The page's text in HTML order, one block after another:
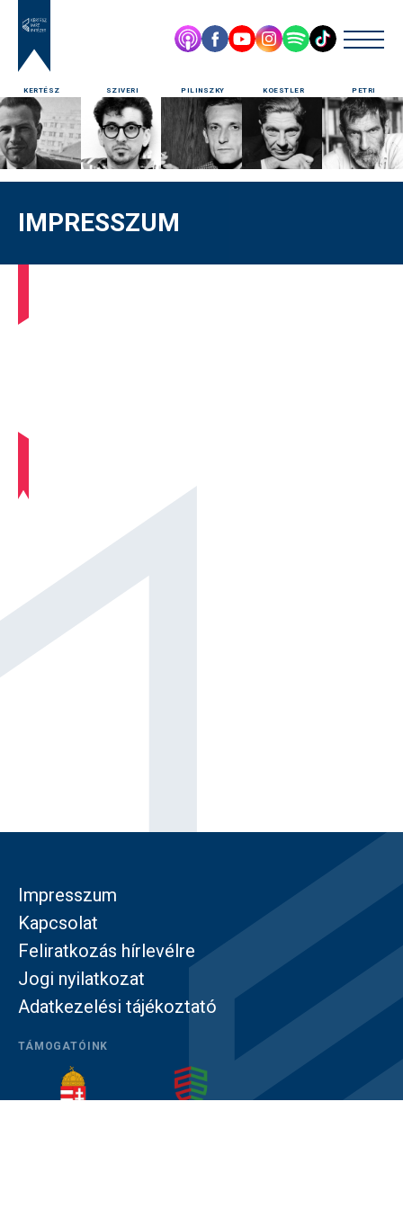
KERTÉSZ SZIVERI PILINSZKY KOESTLER PETRI
IMPRESSZUM
Impresszum
Kapcsolat
Feliratkozás hírlevélre
Jogi nyilatkozat
Adatkezelési tájékoztató
TÁMOGATÓINK